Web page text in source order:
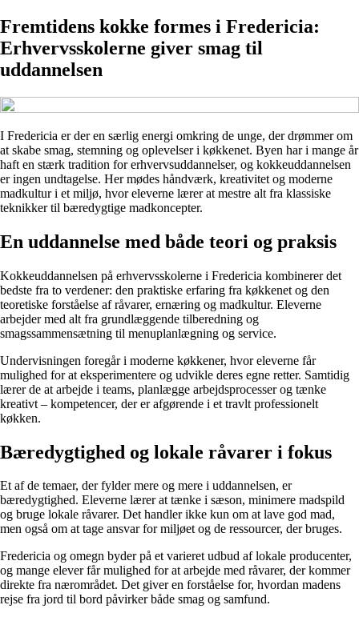
Fremtidens kokke formes i Fredericia:
Erhvervsskolerne giver smag til
uddannelsen
I Fredericia er der en særlig energi omkring de unge, der drømmer om
at skabe smag, stemning og oplevelser i køkkenet. Byen har i mange år
haft en stærk tradition for erhvervsuddannelser, og kokkeuddannelsen
er ingen undtagelse. Her mødes håndværk, kreativitet og moderne
madkultur i et miljø, hvor eleverne lærer at mestre alt fra klassiske
teknikker til bæredygtige madkoncepter.
En uddannelse med både teori og praksis
Kokkeuddannelsen på erhvervsskolerne i Fredericia kombinerer det
bedste fra to verdener: den praktiske erfaring fra køkkenet og den
teoretiske forståelse af råvarer, ernæring og madkultur. Eleverne
arbejder med alt fra grundlæggende tilberedning og
smagssammensætning til menuplanlægning og service.
Undervisningen foregår i moderne køkkener, hvor eleverne får
mulighed for at eksperimentere og udvikle deres egne retter. Samtidig
lærer de at arbejde i teams, planlægge arbejdsprocesser og tænke
kreativt – kompetencer, der er afgørende i et travlt professionelt
køkken.
Bæredygtighed og lokale råvarer i fokus
Et af de temaer, der fylder mere og mere i uddannelsen, er
bæredygtighed. Eleverne lærer at tænke i sæson, minimere madspild
og bruge lokale råvarer. Det handler ikke kun om at lave god mad,
men også om at tage ansvar for miljøet og de ressourcer, der bruges.
Fredericia og omegn byder på et varieret udbud af lokale producenter,
og mange elever får mulighed for at arbejde med råvarer, der kommer
direkte fra nærområdet. Det giver en forståelse for, hvordan madens
rejse fra jord til bord påvirker både smag og samfund.